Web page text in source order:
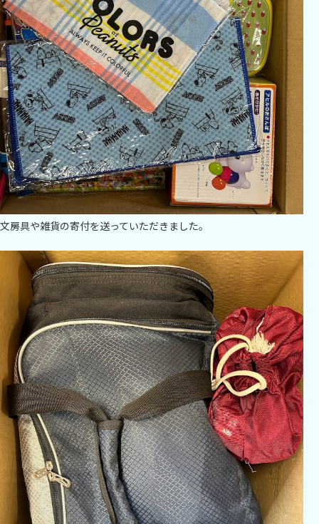
文房具や雑貨の寄付を送っていただきました。